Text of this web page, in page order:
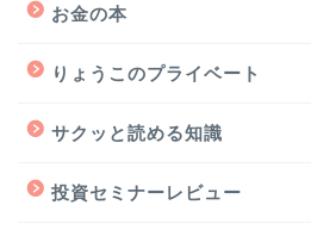
お金の本
りょうこのプライベート
サクッと読める知識
投資セミナーレビュー